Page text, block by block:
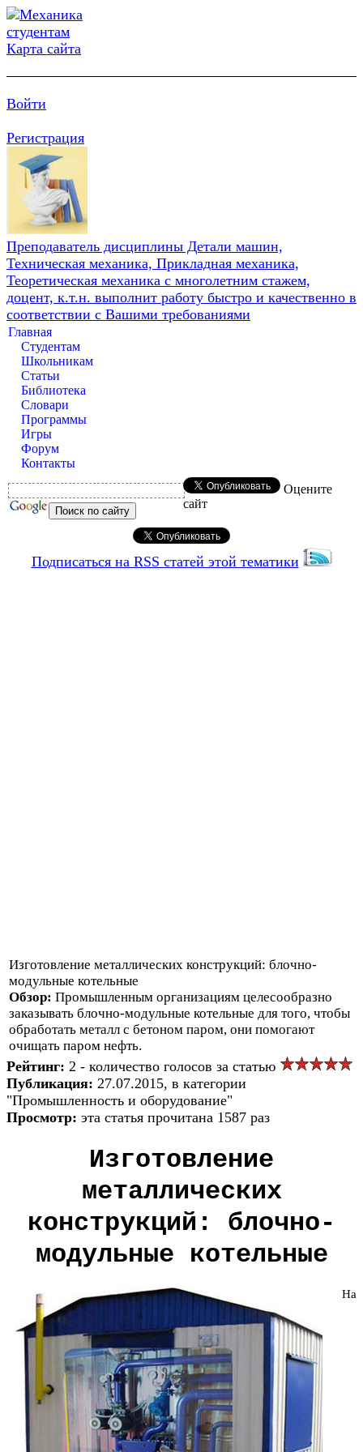
Карта сайта
Войти
Регистрация
Преподаватель дисциплины Детали машин,
Техническая механика, Прикладная механика,
Теоретическая механика с многолетним стажем,
доцент, к.т.н. выполнит работу быстро и качественно в
соответствии с Вашими требованиями
Главная
Студентам
Школьникам
Статьи
Библиотека
Словари
Программы
Игры
Форум
Контакты
Оцените
сайт
Подписаться на RSS статей этой тематики
Изготовление металлических конструкций: блочно-
модульные котельные
Обзор: Промышленным организациям целесообразно
заказывать блочно-модульные котельные для того, чтобы
обработать металл с бетоном паром, они помогают
очищать паром нефть.
Рейтинг: 2 - количество голосов за статью
Публикация: 27.07.2015, в категории
"Промышленность и оборудование"
Просмотр: эта статья прочитана 1587 раз
Изготовление
металлических
конструкций: блочно-
модульные котельные
На